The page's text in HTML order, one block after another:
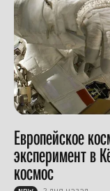
Европейское
эксперимент в
космос